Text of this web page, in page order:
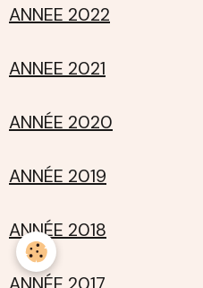
ANNEE 2022
ANNEE 2021
ANNÉE 2020
ANNÉE 2019
ANNÉE 2018